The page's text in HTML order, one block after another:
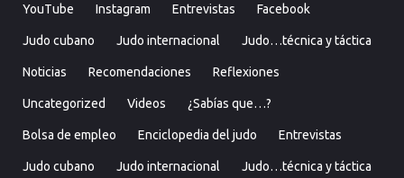
YouTube Instagram Entrevistas Facebook
Judo cubano Judo internacional Judo…técnica y táctica
Noticias Recomendaciones Reflexiones
Uncategorized Videos ¿Sabías que…?
Bolsa de empleo Enciclopedia del judo Entrevistas
Judo cubano Judo internacional Judo…técnica y táctica